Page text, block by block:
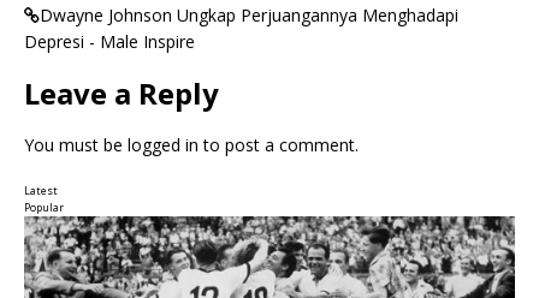
Dwayne Johnson Ungkap Perjuangannya Menghadapi
Depresi - Male Inspire
Leave a Reply
You must be logged in to post a comment.
Latest
Popular